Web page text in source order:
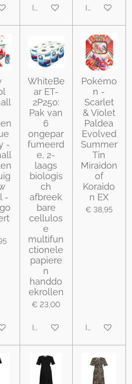
In winkelwagenIn
-
-
WhiteBe
ar ET-
2P250:
Pak van
6
ongepar
fumeerd
e, 2-
laags
biologis
ch
afbreek
bare
cellulos
e
multifun
ctionele
papiere
n
handdo
ekrollen
€ 23,00
In winkelwagen
Pokémo
n -
Scarlet
& Violet
Paldea
Evolved
Summer
Tin
Miraidon
of
Koraido
n EX
€ 38,95
In